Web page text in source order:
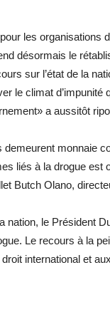
les organisations
désormais le
sur l’état de la
le climat
a aussitôt
monnaie
liés à la drogue est
Butch Olano,
nation, le Président
Le recours à la
international et